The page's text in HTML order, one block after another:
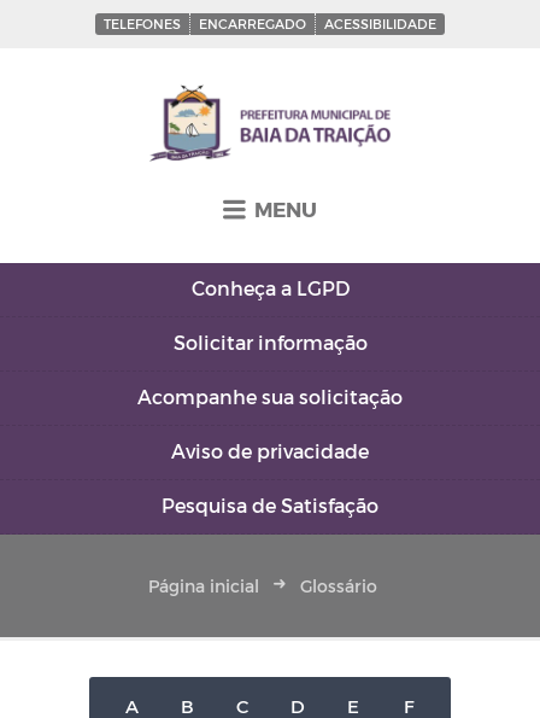
TELEFONES ENCARREGADO ACESSIBILIDADE
MENU
Conheça a LGPD
Solicitar informação
Acompanhe sua solicitação
Aviso de privacidade
Pesquisa de Satisfação
Página inicial Glossário
A B C D E F